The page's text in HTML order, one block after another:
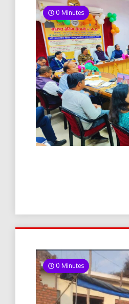
0 Minutes
0 Minutes